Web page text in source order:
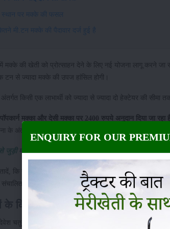
स्थान पर मक्के की फसल
मी.टन मक्के की पैदावार दर्ज हुई है
में मक्के की खेती को प्रोत्साहन देने के लिए नई योजना लागू करने
टन से ज्यादा मक्के की उपज हांसिल होगी।
किसी एक लाभार्थी को ज्यादा से ज्यादा दो हेक्टेयर की सीमा
मक्का और देसी मक्का पर 2400 रुपये अनुदान दिया जा रहा
के अंतर्गत दिया जाएगा।
महत्वपूर्ण एवं विस्तृत जानकारी
कि यूपी सरकार की यह योजना 4 सालों के लिए होगी। कैबिनेट
किए जाने का शासनादेश जारी कर दिया गया है।
के किसान भाई होंगे लाभांवित
चतुर्वेदी द्वारा जारी शासनादेश के मुताबिक, इस योजना को
ENQUIRY FOR OUR